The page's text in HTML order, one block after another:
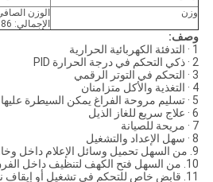
وزن
الإجمالي: 886 كيلوجرام
وصف:
1 · التدفئة الكهربائية الحرارية
2 · ذكي التحكم في درجة الحرارة PID
3 · التحكم في التوتر الرقمي
4 · التغذية والأكل متزامنان
5 · تسليم مروحة الفراغ يمكن السيطرة عليها
6 · علاج سريع للغاز الذيل
7 · مريحة للصيانة
8 · سهل الإعداد والتشغيل
9. من السهل تحميل وسائل الإعلام داخل وخارج الفرن أثناء عمل الجهاز
10. من السهل فتح الكهف لتنظيف داخل الفرن
11. قابض خاص للتحكم في تشغيل أو إيقاف